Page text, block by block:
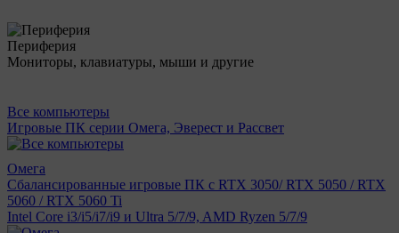
Периферия
Мониторы, клавиатуры, мыши и другие
Все компьютеры
Игровые ПК серии Омега, Эверест и Рассвет
Омега
Сбалансированные игровые ПК с RTX 3050/ RTX 5050 / RTX
5060 / RTX 5060 Ti
Intel Core i3/i5/i7/i9 и Ultra 5/7/9, AMD Ryzen 5/7/9